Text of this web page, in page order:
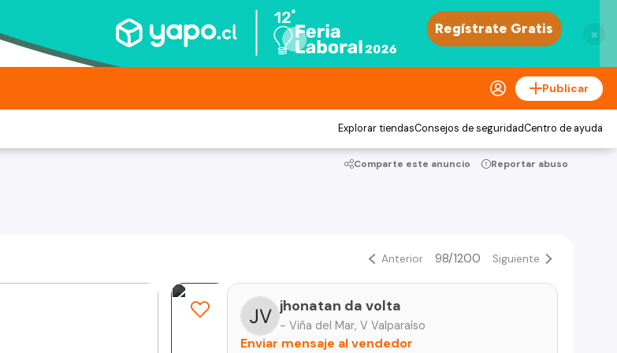
×
Publicar
Explorar tiendasConsejos de seguridadCentro de ayuda
Comparte este anuncio Reportar abuso
Anterior 98/1200 Siguiente
jhonatan da volta
- Viña del Mar, V Valparaíso
Enviar mensaje al vendedor